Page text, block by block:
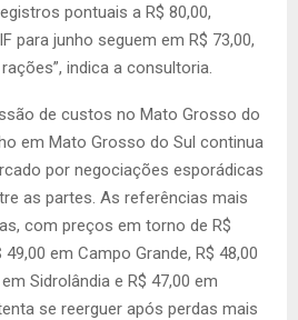
pontuais a R$ 80,00,
para junho seguem em R$ 73,00,
indica a consultoria.
de custos no Mato Grosso do
em Mato Grosso do Sul continua
por negociações esporádicas
as partes. As referências mais
com preços em torno de R$
em Campo Grande, R$ 48,00
Sidrolândia e R$ 47,00 em
se reerguer após perdas mais